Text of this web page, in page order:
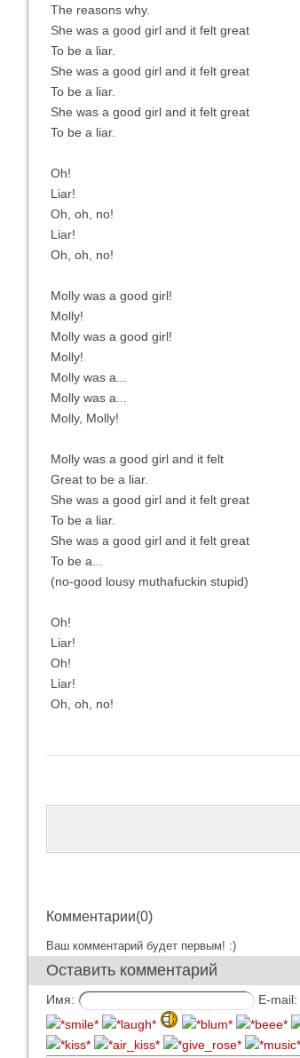
The reasons why.
She was a good girl and it felt great
To be a liar.
She was a good girl and it felt great
To be a liar.
She was a good girl and it felt great
To be a liar.
Oh!
Liar!
Oh, oh, no!
Liar!
Oh, oh, no!
Molly was a good girl!
Molly!
Molly was a good girl!
Molly!
Molly was a...
Molly was a...
Molly, Molly!
Molly was a good girl and it felt
Great to be a liar.
She was a good girl and it felt great
To be a liar.
She was a good girl and it felt great
To be a...
(no-good lousy muthafuckin stupid)
Oh!
Liar!
Oh!
Liar!
Oh, oh, no!
Комментарии(0)
Ваш комментарий будет первым! :)
Оставить комментарий
Имя: E-mail: